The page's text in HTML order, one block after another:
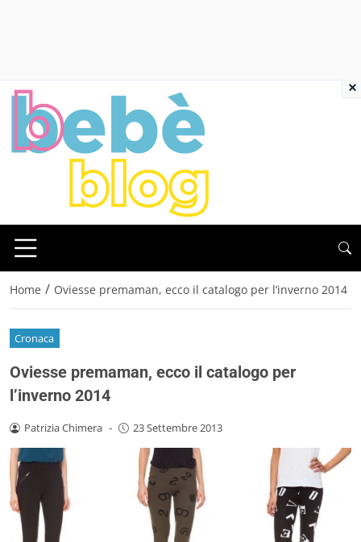
Home / Oviesse premaman, ecco il catalogo per l’inverno 2014
Cronaca
Oviesse premaman, ecco il catalogo per
l’inverno 2014
Patrizia Chimera - 23 Settembre 2013
×